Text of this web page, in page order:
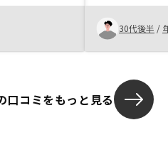
から。会社に
手続き等を税
あるが、管理
であれば、今
30代後半 /
口コミをもっと見る